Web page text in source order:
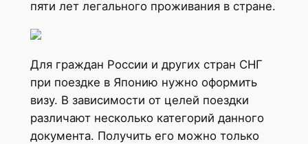
пяти лет легального проживания в стране.
Для граждан России и других стран СНГ
при поездке в Японию нужно оформить
визу. В зависимости от целей поездки
различают несколько категорий данного
документа. Получить его можно только